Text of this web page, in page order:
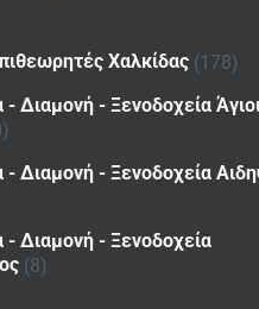
Χαλκίδας (178)
- Διαμονή - Ξενοδοχεία
- Διαμονή - Ξενοδοχεία
- Διαμονή - Ξενοδοχεία
(8)